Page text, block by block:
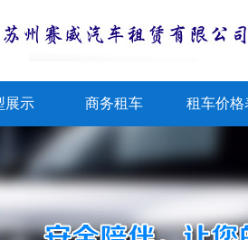
展示 商务租车 租车价格